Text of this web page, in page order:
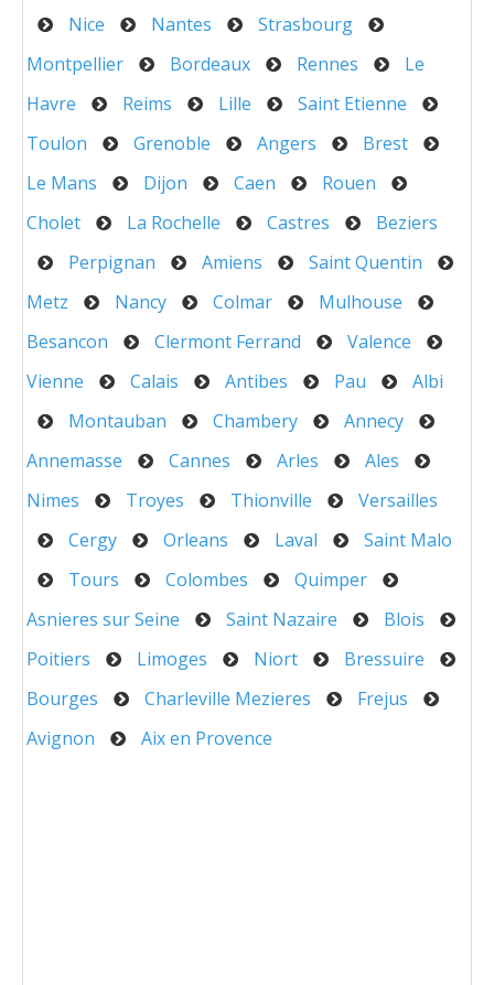
Nice
Nantes
Strasbourg
Montpellier
Bordeaux Rennes
Le
Havre
Reims Lille
Saint Etienne
Toulon
Grenoble Angers
Brest
Le Mans
Dijon Caen
Rouen
Cholet
La Rochelle Castres
Beziers
Perpignan
Amiens
Saint Quentin
Metz
Nancy Colmar
Mulhouse
Besancon
Clermont Ferrand
Valence
Vienne
Calais Antibes Pau
Albi
Montauban
Chambery
Annecy
Annemasse
Cannes Arles
Ales
Nimes
Troyes Thionville
Versailles
Cergy
Orleans Laval
Saint Malo
Tours
Colombes
Quimper
Asnieres sur Seine
Saint Nazaire
Blois
Poitiers
Limoges Niort
Bressuire
Bourges
Charleville Mezieres
Frejus
Avignon
Aix en Provence